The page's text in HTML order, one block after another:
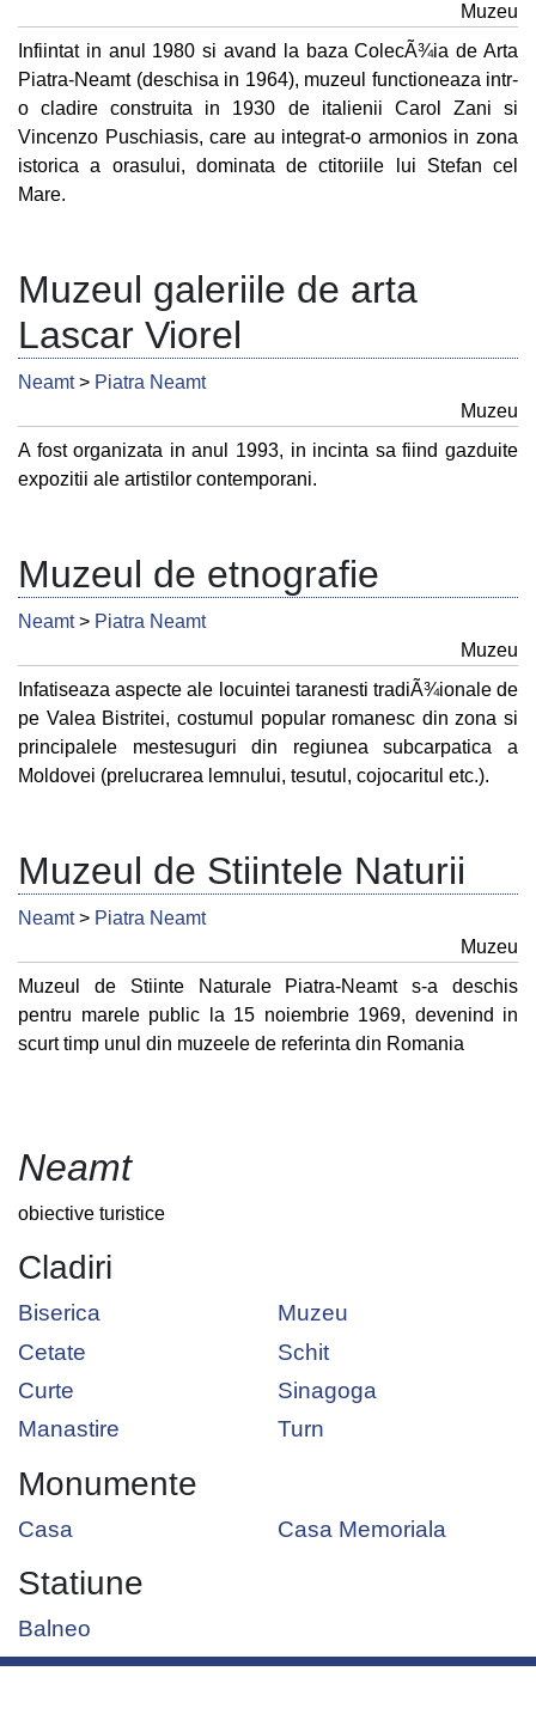
Muzeu
Infiintat in anul 1980 si avand la baza ColecÃ¾ia de Arta
Piatra-Neamt (deschisa in 1964), muzeul functioneaza intr-
o cladire construita in 1930 de italienii Carol Zani si
Vincenzo Puschiasis, care au integrat-o armonios in zona
istorica a orasului, dominata de ctitoriile lui Stefan cel
Mare.
Muzeul galeriile de arta
Lascar Viorel
Neamt> Piatra Neamt
Muzeu
A fost organizata in anul 1993, in incinta sa fiind gazduite
expozitii ale artistilor contemporani.
Muzeul de etnografie
Neamt> Piatra Neamt
Muzeu
Infatiseaza aspecte ale locuintei taranesti tradiÃ¾ionale de
pe Valea Bistritei, costumul popular romanesc din zona si
principalele mestesuguri din regiunea subcarpatica a
Moldovei (prelucrarea lemnului, tesutul, cojocaritul etc.).
Muzeul de Stiintele Naturii
Neamt> Piatra Neamt
Muzeu
Muzeul de Stiinte Naturale Piatra-Neamt s-a deschis
pentru marele public la 15 noiembrie 1969, devenind in
scurt timp unul din muzeele de referinta din Romania
Neamt
obiective turistice
Cladiri
Biserica
Cetate
Curte
Manastire
Muzeu
Schit
Sinagoga
Turn
Monumente
Casa Casa Memoriala
Statiune
Balneo